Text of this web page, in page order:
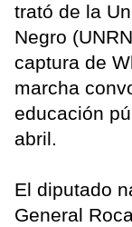
trató de la
Negro
captura de
marcha
educación
abril.
El diputado
General